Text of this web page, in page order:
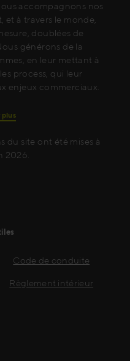
accompagnons nos
et à travers le monde,
doublées de
générons de la
en leur mettant à
process, qui leur
enjeux commerciaux.
plus
du site ont été mises à
2026.
Code de conduite
Règlement intérieur